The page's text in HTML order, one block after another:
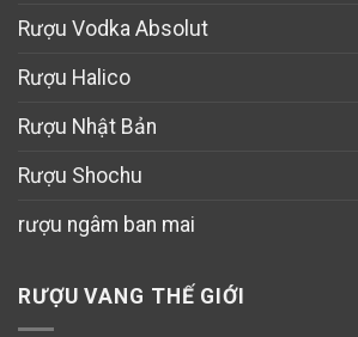
Rượu Vodka Absolut
Rượu Halico
Rượu Nhật Bản
Rượu Shochu
rượu ngâm ban mai
RƯỢU VANG THẾ GIỚI